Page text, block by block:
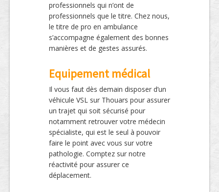
professionnels qui n’ont de
professionnels que le titre. Chez nous,
le titre de pro en ambulance
s’accompagne également des bonnes
manières et de gestes assurés.
Equipement médical
Il vous faut dès demain disposer d’un
véhicule VSL sur Thouars pour assurer
un trajet qui soit sécurisé pour
notamment retrouver votre médecin
spécialiste, qui est le seul à pouvoir
faire le point avec vous sur votre
pathologie. Comptez sur notre
réactivité pour assurer ce
déplacement.